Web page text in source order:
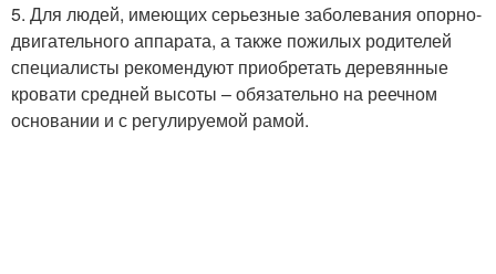
5. Для людей, имеющих серьезные заболевания опорно-
двигательного аппарата, а также пожилых родителей
специалисты рекомендуют приобретать деревянные
кровати средней высоты – обязательно на реечном
основании и с регулируемой рамой.